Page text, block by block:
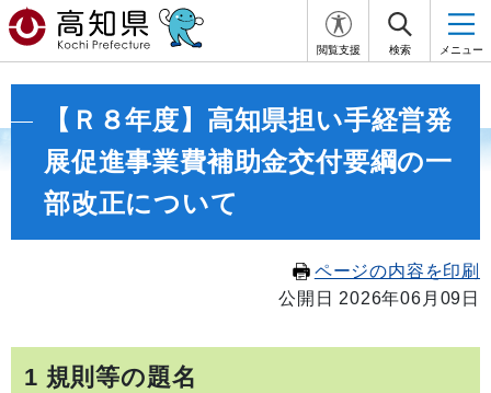
閲覧支援 検索 メニュー
【Ｒ８年度】高知県担い手経営発
展促進事業費補助金交付要綱の一
部改正について
ページの内容を印刷
公開日 2026年06月09日
1 規則等の題名